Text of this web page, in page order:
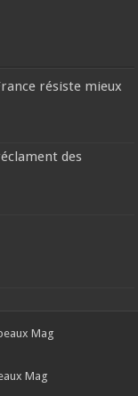
résiste mieux
des
Mag
Mag